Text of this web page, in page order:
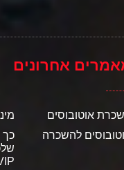
אחרונים
אוטובוסים
להשכרה
כך